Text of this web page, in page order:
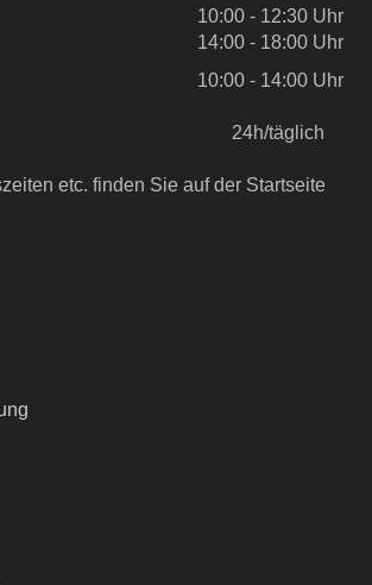
10:00 - 12:30 Uhr
14:00 - 18:00 Uhr
10:00 - 14:00 Uhr
24h/täglich
etc. finden Sie auf der Startseite